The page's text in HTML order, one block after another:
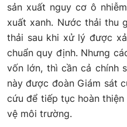
sản xuất nguy cơ ô
xuất xanh. Nước thải thu
thải sau khi xử lý được
chuẩn quy định. Nhưng
vốn lớn, thì cần cả chính
này được đoàn Giám sát
cứu để tiếp tục hoàn
vệ môi trường.